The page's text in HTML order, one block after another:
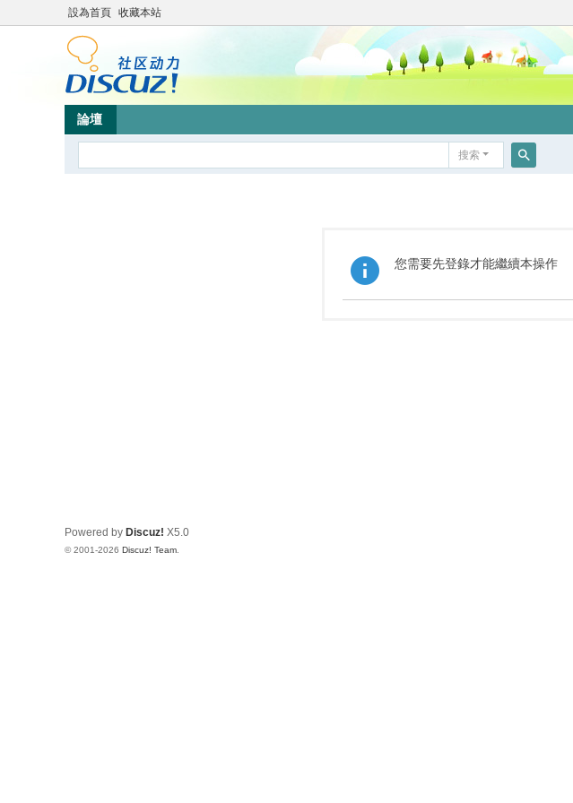
設為首頁 收藏本站
論壇
搜索
您需要先登錄才能繼續本操作
Powered by Discuz! X5.0
© 2001-2026 Discuz! Team